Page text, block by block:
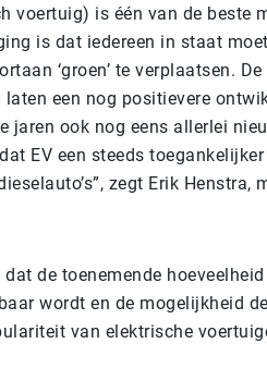
voertuig) is één van de
is dat iedereen in staat
‘groen’ te verplaatsen.
een nog positievere
jaren ook nog eens allerlei
EV een steeds
zegt Erik
dat de toenemende
wordt en de mogelijkheid
van elektrische